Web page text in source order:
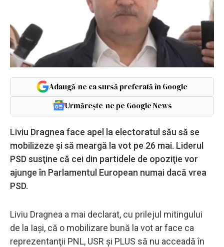
Adaugă-ne ca sursă preferată în Google
Urmărește-ne pe Google News
Liviu Dragnea face apel la electoratul său să se
mobilizeze şi să meargă la vot pe 26 mai. Liderul
PSD susţine că cei din partidele de opoziţie vor
ajunge în Parlamentul European numai dacă vrea
PSD.
Liviu Dragnea a mai declarat, cu prilejul mitingului
de la Iaşi, că o mobilizare bună la vot ar face ca
reprezentanţii PNL, USR şi PLUS să nu acceadă în